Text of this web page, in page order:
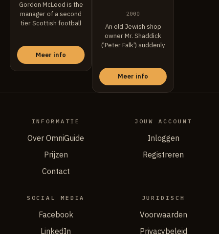
Gordon McLeod is the
manager of a second
tier Scottish football
Meer info
2000
An old Jewish shop
owner Mr. Shaddick
('Peter Falk') suddenly
Meer info
INFORMATIE
Over OmniGuide
Prijzen
Contact
JOUW ACCOUNT
Inloggen
Registreren
SOCIAL MEDIA
Facebook
LinkedIn
JURIDISCH
Voorwaarden
Privacybeleid